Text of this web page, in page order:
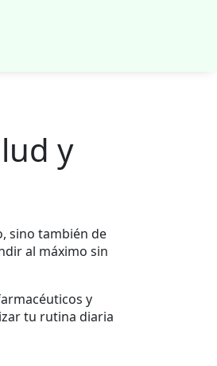
y
sino también de
al máximo sin
y
tu rutina diaria